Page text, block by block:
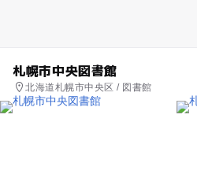
札幌市中央図書館
北海道札幌市中央区 / 図書館